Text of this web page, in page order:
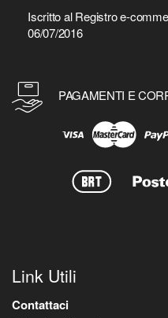
Iscritto al Registro e-
06/07/2016
PAGAMENTI E
Link Utili
Contattaci